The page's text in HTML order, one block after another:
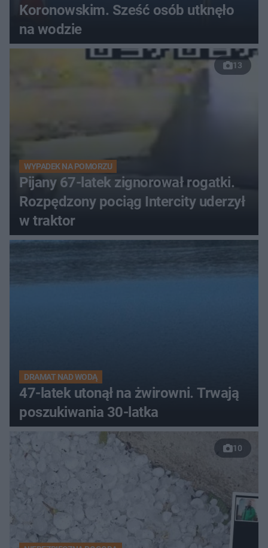
Koronowskim. Sześć osób utknęło
na wodzie
13
WYPADEK NA POMORZU
Pijany 67-latek zignorował rogatki.
Rozpędzony pociąg Intercity uderzył
w traktor
DRAMAT NAD WODĄ
47-latek utonął na żwirowni. Trwają
poszukiwania 30-latka
10